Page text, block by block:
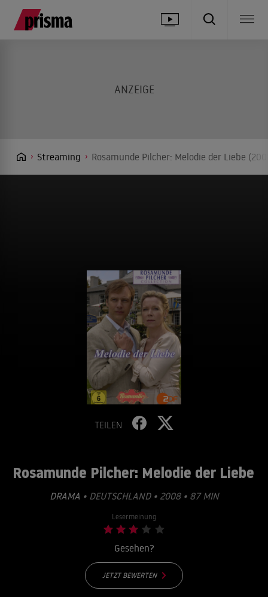
Streaming Rosamunde Pilcher: Melodie der Liebe
TEILEN
Rosamunde Pilcher: Melodie der Liebe
DRAMA • DEUTSCHLAND • 2008 • 87 MIN
Lesermeinung
Gesehen?
JETZT BEWERTEN